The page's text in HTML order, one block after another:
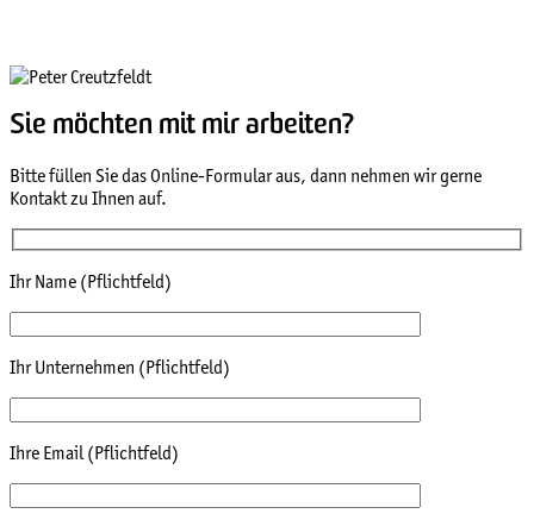
Sie möchten mit mir arbeiten?
Bitte füllen Sie das Online-Formular aus, dann nehmen wir gerne
Kontakt zu Ihnen auf.
Ihr Name (Pflichtfeld)
Ihr Unternehmen (Pflichtfeld)
Ihre Email (Pflichtfeld)